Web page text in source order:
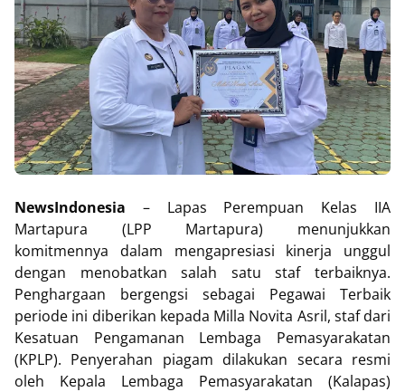
NewsIndonesia – Lapas Perempuan Kelas IIA
Martapura (LPP Martapura) menunjukkan
komitmennya dalam mengapresiasi kinerja unggul
dengan menobatkan salah satu staf terbaiknya.
Penghargaan bergengsi sebagai Pegawai Terbaik
periode ini diberikan kepada Milla Novita Asril, staf dari
Kesatuan Pengamanan Lembaga Pemasyarakatan
(KPLP). Penyerahan piagam dilakukan secara resmi
oleh Kepala Lembaga Pemasyarakatan (Kalapas)